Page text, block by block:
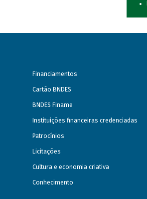
Financiamentos
Cartão BNDES
BNDES Finame
Instituições financeiras credenciadas
Patrocínios
Licitações
Cultura e economia criativa
Conhecimento